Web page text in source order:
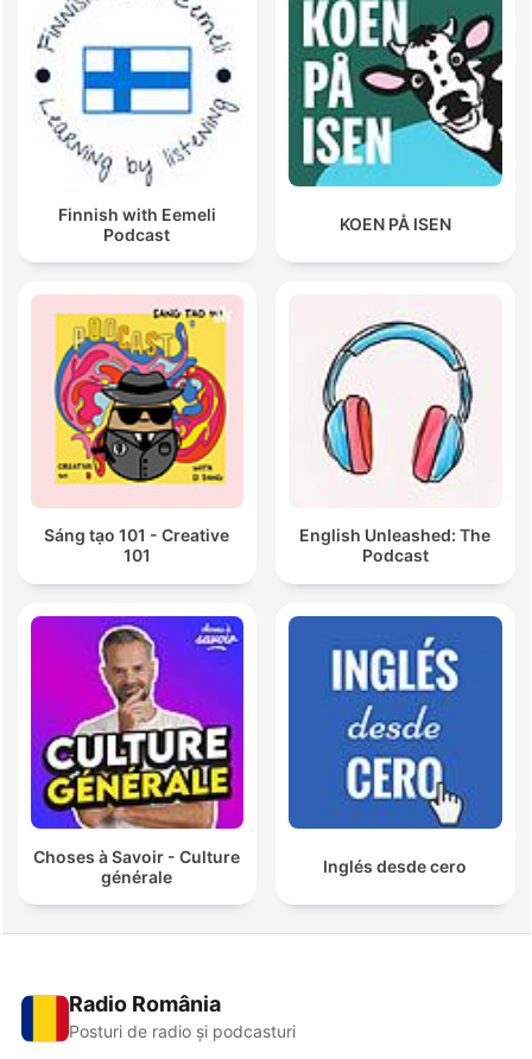
Finnish with Eemeli
Podcast
KOEN PÅ ISEN
Sáng tạo 101 - Creative
101
English Unleashed: The
Podcast
Choses à Savoir - Culture
générale
Inglés desde cero
Radio România
Posturi de radio și podcasturi